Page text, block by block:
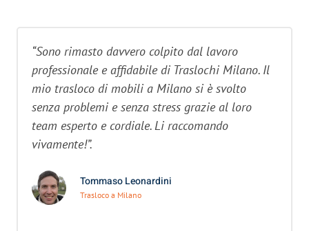
“Sono rimasto davvero colpito dal lavoro
professionale e affidabile di Traslochi Milano. Il
mio trasloco di mobili a Milano si è svolto
senza problemi e senza stress grazie al loro
team esperto e cordiale. Li raccomando
vivamente!”.
Tommaso Leonardini
Trasloco a Milano